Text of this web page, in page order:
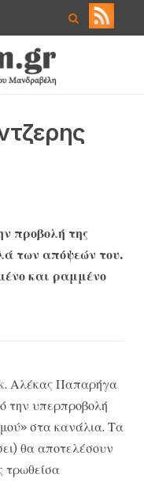
προβολή της
των απόψεών του.
και ραμμένο
Αλέκας Παπαρήγα
την υπερπροβολή
στα κανάλια. Τα
θα αποτελέσουν
τρωθείσα